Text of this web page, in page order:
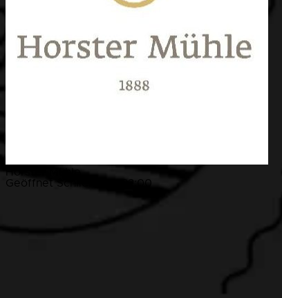
Horster Mühle
Geöffnet Schließt um 22:00